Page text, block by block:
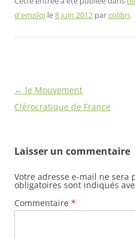
d'emploi le8 juin 2012 parcolibri.
Navigation
des
← le Mouvement
Clérocratique de France
Laisser un commentaire
Votre adresse e-mail ne sera
obligatoires sont indiqués
Commentaire *